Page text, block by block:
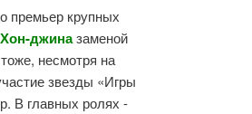
премьер крупных
джиназаменой
несмотря на
звезды «Игры
В главных ролях -